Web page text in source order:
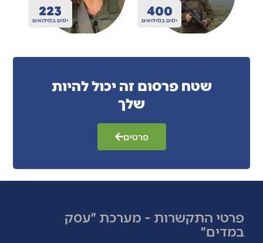
ימים במילואים
306
ימים במילואים
400
שטח פרסום זה יכול להיות
שלך
פרטים
פרטי התקשרות - מערכת ״עסק
במדים״